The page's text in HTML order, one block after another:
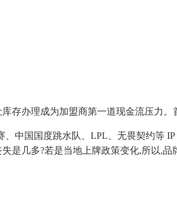
存办理成为加盟商第一道现金流压力。
国国度跳水队、LPL、无畏契约等
是几多?若是当地上牌政策变化,所以,